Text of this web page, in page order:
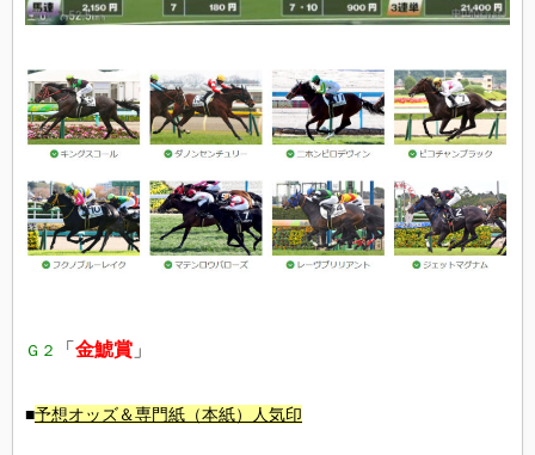
Ｇ２ 「 金鯱賞 」
■予想オッズ＆専門紙（本紙）人気印